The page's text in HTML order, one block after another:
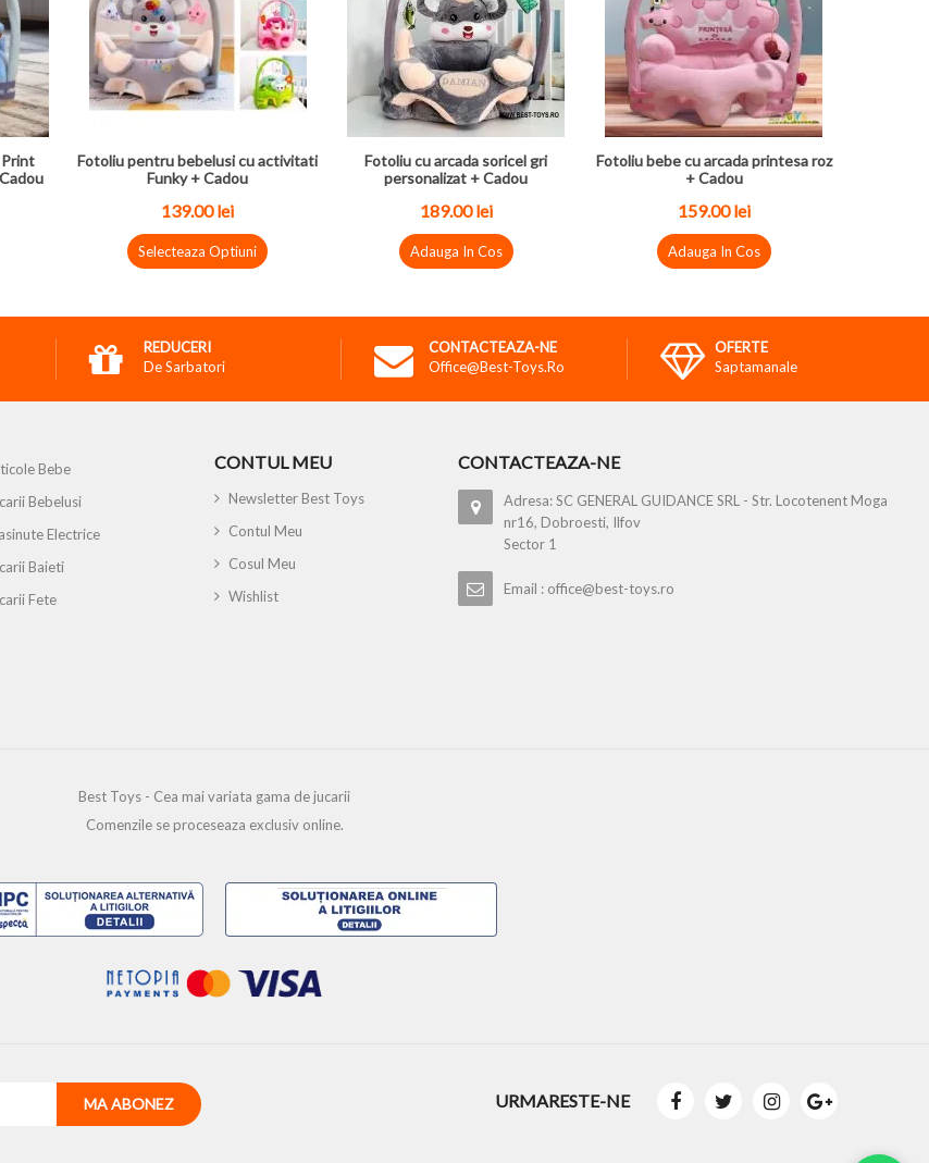
Print
Fotoliu pentru bebelusi cu activitati
Funky + Cadou
139.00 lei
Selecteaza Optiuni
Fotoliu cu arcada soricel gri
personalizat + Cadou
189.00 lei
Adauga In Cos
Fotoliu bebe cu arcada printesa roz
+ Cadou
159.00 lei
Adauga In Cos
REDUCERI
De Sarbatori
CONTACTEAZA-NE
Office@best-Toys.ro
OFERTE
Saptamanale
Bebe
Bebelusi
Electrice
Baieti
Fete
CONTUL MEU
Newsletter Best Toys
Contul Meu
Cosul Meu
Wishlist
CONTACTEAZA-NE
Adresa: SC GENERAL GUIDANCE SRL - Str. Locotenent Moga
nr16, Dobroesti, Ilfov
Sector 1
Email : office@best-toys.ro
Best Toys - Cea mai variata gama de jucarii
Comenzile se proceseaza exclusiv online.
URMARESTE-NE